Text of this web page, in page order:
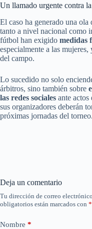
Un llamado urgente contra
El caso ha generado una
tanto a nivel nacional como
fútbol han exigido medidas
especialmente a las
del campo.
Lo sucedido no solo
árbitros, sino también sobre
las redes sociales ante
sus organizadores deberán
próximas jornadas del torneo.
Deja un comentario
Tu dirección de correo
obligatorios están marcados con *
Nombre *